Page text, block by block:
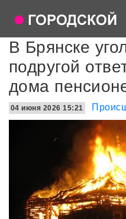
В Брянске
подругой
дома
04 июня 2026 15:21